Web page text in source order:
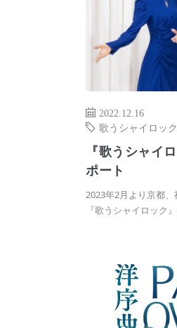
2022.12.16
歌うシャイロック
『歌うシャイ
ポート
2023年2月より京都
『歌うシャイロック